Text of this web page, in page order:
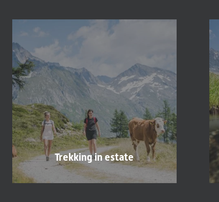
Trekking in estate
Signor
Cognome*
Consenso marketing*